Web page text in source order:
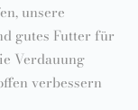
unsere
gutes Futter für
Verdauung
verbessern